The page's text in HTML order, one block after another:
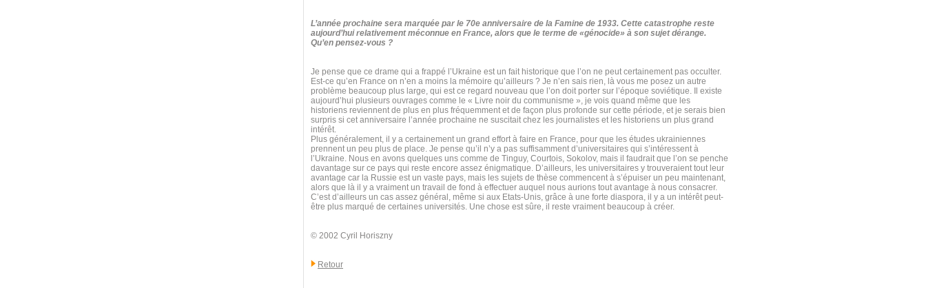
L’année prochaine sera marquée par le 70e anniversaire de la Famine de 1933. Cette catastrophe reste
aujourd’hui relativement méconnue en France, alors que le terme de «génocide» à son sujet dérange.
Qu’en pensez-vous ?
Je pense que ce drame qui a frappé l’Ukraine est un fait historique que l’on ne peut certainement pas occulter.
Est-ce qu’en France on n’en a moins la mémoire qu’ailleurs ? Je n’en sais rien, là vous me posez un autre
problème beaucoup plus large, qui est ce regard nouveau que l’on doit porter sur l’époque soviétique. Il existe
aujourd’hui plusieurs ouvrages comme le « Livre noir du communisme », je vois quand même que les
historiens reviennent de plus en plus fréquemment et de façon plus profonde sur cette période, et je serais bien
surpris si cet anniversaire l’année prochaine ne suscitait chez les journalistes et les historiens un plus grand
intérêt.
Plus généralement, il y a certainement un grand effort à faire en France, pour que les études ukrainiennes
prennent un peu plus de place. Je pense qu’il n’y a pas suffisamment d’universitaires qui s’intéressent à
l’Ukraine. Nous en avons quelques uns comme de Tinguy, Courtois, Sokolov, mais il faudrait que l’on se penche
davantage sur ce pays qui reste encore assez énigmatique. D’ailleurs, les universitaires y trouveraient tout leur
avantage car la Russie est un vaste pays, mais les sujets de thèse commencent à s’épuiser un peu maintenant,
alors que là il y a vraiment un travail de fond à effectuer auquel nous aurions tout avantage à nous consacrer.
C’est d’ailleurs un cas assez général, même si aux Etats-Unis, grâce à une forte diaspora, il y a un intérêt peut-
être plus marqué de certaines universités. Une chose est sûre, il reste vraiment beaucoup à créer.
© 2002 Cyril Horiszny
Retour